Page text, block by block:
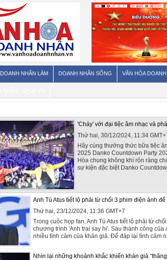
DOANH NHÂN LÀM DOANH NHÂN SỐNG VĂN HÓA
'Cháy' với đại tiệc âm nhạc và
Thứ hai, 30/12/2024, 11:34
Hãy cùng thưởng thức bữa tiệc
2025 Danko Countdown Party
Hòa chung không khí rộn ràng
sự kiện đặc biệt Danko
Anh Tú Atus tiết lộ phải từ chối 3 phim điện ảnh để
Thứ hai, 23/12/2024, 11:36 GMT+7
Trong cuộc họp fan, Anh Tú Atus tiết lộ phải từ
chương trình 'Anh trai say hi'. Sau thành công
nhiều tình cảm của khán giả. Để đáp lại tình cảm
Nhìn lại những khoảnh khắc khiến khán giả